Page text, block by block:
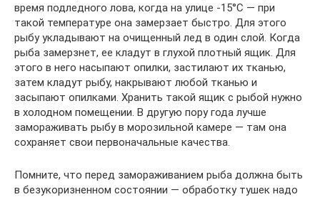
время подледного лова, когда на улице -15°С — при
такой температуре она замерзает быстро. Для этого
рыбу укладывают на очищенный лед в один слой. Когда
рыба замерзнет, ее кладут в глухой плотный ящик. Для
этого в него насыпают опилки, застилают их тканью,
затем кладут рыбу, накрывают любой тканью и
засыпают опилками. Хранить такой ящик с рыбой нужно
в холодном помещении. В другую пору года лучше
замораживать рыбу в морозильной камере — там она
сохраняет свои первоначальные качества.
Помните, что перед замораживанием рыба должна быть
в безукоризненном состоянии — обработку тушек надо